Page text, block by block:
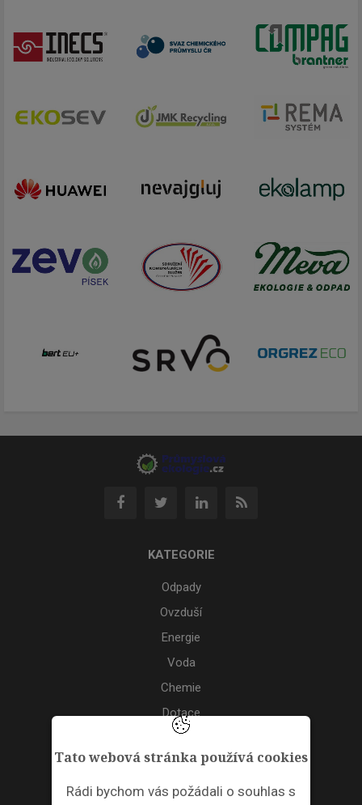
Tato webová stránka používá cookies
Rádi bychom vás požádali o souhlas s
KATEGORIE
Odpady
Ovzduší
Energie
Voda
Chemie
Dotace
Akce